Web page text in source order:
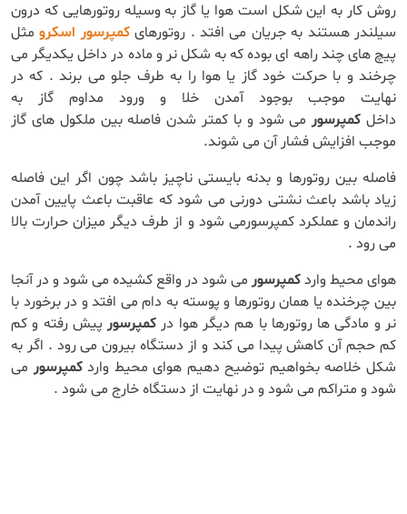
روش کار به این شکل است هوا یا گاز به وسیله روتورهایی که درون
سیلندر هستند به جریان می افتد . روتورهایکمپرسور اسکرومثل
پیچ های چند راهه ای بوده که به شکل نر و ماده در داخل یکدیگر می
چرخند و با حرکت خود گاز یا هوا را به طرف جلو می برند . که در
نهایت موجب بوجود آمدن خلا و ورود مداوم گاز به
داخل کمپرسورمی شود و با کمتر شدن فاصله بین ملکول های گاز
موجب افزایش فشار آن می شوند.
فاصله بین روتورها و بدنه بایستی ناچیز باشد چون اگر این فاصله
زیاد باشد باعث نشتی دورنی می شود که عاقبت باعث پایین آمدن
راندمان و عملکرد کمپرسورمی شود و از طرف دیگر میزان حرارت بالا
می رود .
هوای محیط واردکمپرسور می شود در واقع کشیده می شود و در آنجا
بین چرخنده یا همان روتورها و پوسته به دام می افتد و در برخورد با
نر و مادگی ها روتورها با هم دیگر هوا در کمپرسور پیش رفته و کم
کم حجم آن کاهش پیدا می کند و از دستگاه بیرون می رود . اگر به
شکل خلاصه بخواهیم توضیح دهیم هوای محیط واردکمپرسور می
شود و متراکم می شود و در نهایت از دستگاه خارج می شود .